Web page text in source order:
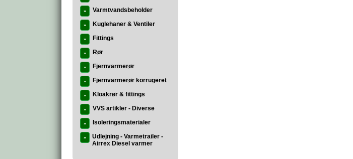
» Varmtvandsbeholder
» Kuglehaner & Ventiler
» Fittings
» Rør
» Fjernvarmerør
» Fjernvarmerør korrugeret
» Kloakrør & fittings
» VVS artikler - Diverse
» Isoleringsmaterialer
»
Udlejning - Varmetrailer -
Airrex Diesel varmer